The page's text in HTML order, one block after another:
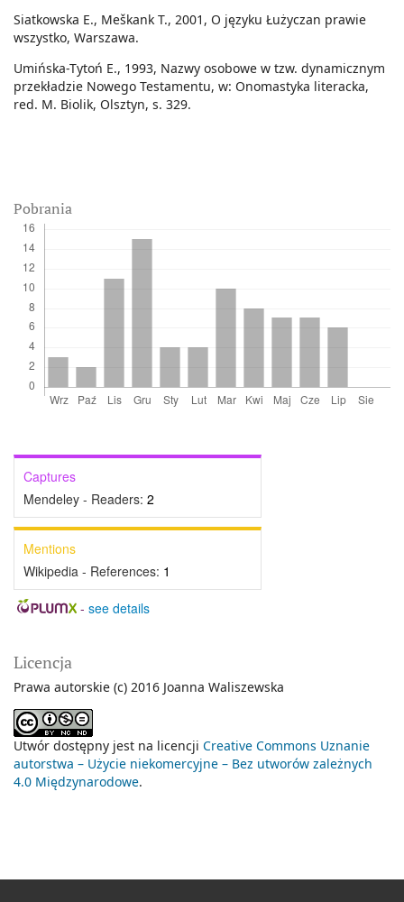
Pobrania
Captures
Mendeley - Readers: 2
Mentions
Wikipedia - References: 1
- see details
Siatkowska E., Meškank T., 2001, O języku Łużyczan prawie
wszystko, Warszawa.
Umińska-Tytoń E., 1993, Nazwy osobowe w tzw. dynamicznym
przekładzie Nowego Testamentu, w: Onomastyka literacka,
red. M. Biolik, Olsztyn, s. 329.
Licencja
Prawa autorskie (c) 2016 Joanna Waliszewska
Utwór dostępny jest na licencji Creative Commons Uznanie
autorstwa – Użycie niekomercyjne – Bez utworów zależnych
4.0 Międzynarodowe.